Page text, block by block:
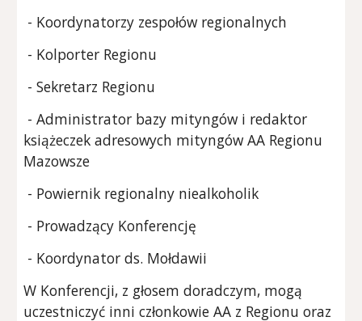
- Koordynatorzy zespołów regionalnych
- Kolporter Regionu
- Sekretarz Regionu
- Administrator bazy mityngów i redaktor
książeczek adresowych mityngów AA Regionu
Mazowsze
- Powiernik regionalny niealkoholik
- Prowadzący Konferencję
- Koordynator ds. Mołdawii
W Konferencji, z głosem doradczym, mogą
uczestniczyć inni członkowie AA z Regionu oraz